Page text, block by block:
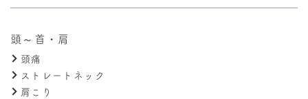
頭～首・肩
頭痛
ストレートネック
肩こり